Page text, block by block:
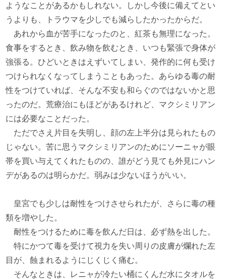
ようなことがあるかもしれない。しかし今後に備えてとい
うよりも、トラウマを少しでも減らしたかったからだ。
あれから血が苦手になったのと、紅茶も無理になった。
食事をするとき、飲み物を飲むとき、いつも緊張で身体が
強張る。ひどいときはえずいてしまい、発作的に何も受け
つけられなくなってしまうこともあった。あらゆる毒の耐
性をつけていれば、そんな不安も和らぐのではないかと思
ったのだ。荒療治にもほどがあるけれど、マクシミリアン
には必要なことだった。
ただでさえ片目を失明し、顔の左上半分は見られたもの
じゃない。苦に思うマクシミリアンのためにソーニャが眼
帯を買い与えてくれたものの、誰がどう見ても外見にハン
デがあるのは明らかだ。弱みは少ないほうがいい。
皇宮でも少しは耐性をつけさせられたが、さらに毒の種
類を増やした。
耐性をつけるために毒を飲んだ日は、必ず熱を出した。
特にかつて毒を受けて視力を失い周りの皮膚が爛れた左
目が、蝕まれるようにじくじく痛む。
そんなときは、レニャが冷たい桶にくんだ水にタオルを